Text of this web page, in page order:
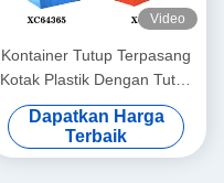
Video
Kontainer Tutup Terpasang
Kotak Plastik Dengan Tutup
Hinged Heavy Duty
Stackable Moving Box
Dapatkan Harga
Terbaik